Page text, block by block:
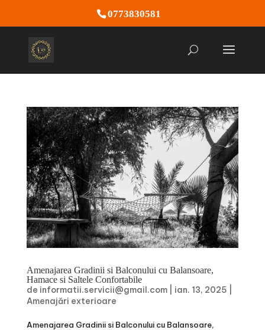
0773830581
Amenajarea Gradinii si Balconului cu Balansoare,
Hamace si Saltele Confortabile
de informatii.servicii@gmail.com| ian. 13, 2025
Amenajări exterioare
Amenajarea Gradinii si Balconului cu Balansoare,